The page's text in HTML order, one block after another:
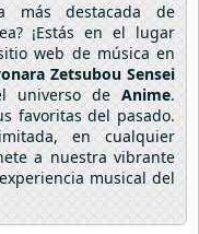
más destacada de
¡Estás en el lugar
web de música en
Zetsubou Sensei
universo de Anime.
favoritas del pasado.
en cualquier
a nuestra vibrante
musical del